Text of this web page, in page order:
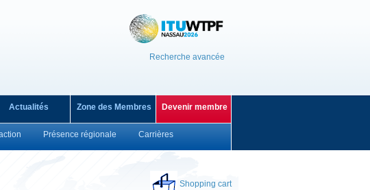
Recherche avancée
Présence régionale Carrières
Actualités Zone des Membres Devenir membre
Shopping cart